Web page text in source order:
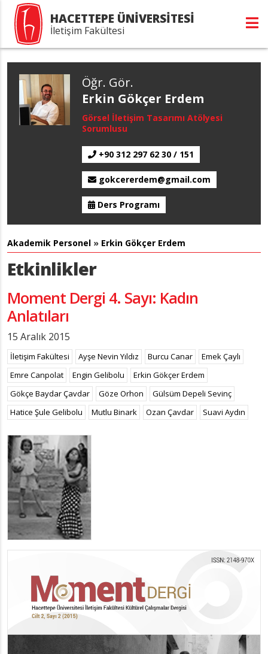
HACETTEPE ÜNİVERSİTESİ
İletişim Fakültesi
Öğr. Gör.
Erkin Gökçer Erdem
Görsel İletişim Tasarımı Atölyesi
Sorumlusu
+90 312 297 62 30 / 151
gokcererdem@gmail.com
Ders Programı
Akademik Personel » Erkin Gökçer Erdem
Etkinlikler
Moment Dergi 4. Sayı: Kadın
Anlatıları
15 Aralık 2015
İletişim Fakültesi Ayşe Nevin Yıldız Burcu Canar
Emek Çaylı
Emre Canpolat
Engin Gelibolu
Erkin Gökçer Erdem
Gökçe Baydar Çavdar
Göze Orhon
Gülsüm Depeli Sevinç
Hatice Şule Gelibolu
Mutlu Binark Ozan Çavdar Suavi Aydın